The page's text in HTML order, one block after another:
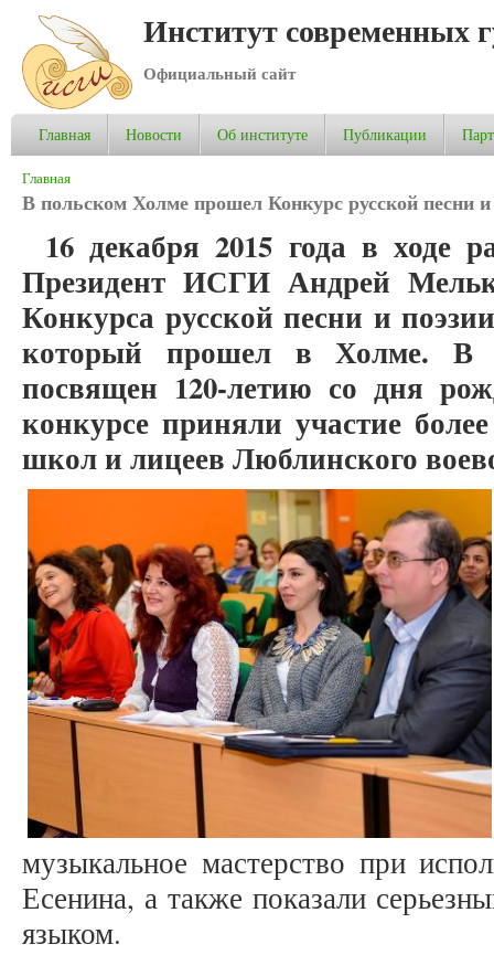
Институт современных
Официальный сайт
Главная Новости Об институте Публикации
Вы здесь
Главная
В польском Холме прошел Конкурс русской песни
16 декабря 2015 года в ходе
Президент ИСГИ Андрей
Конкурса русской песни и
который прошел в Холме. В
посвящен 120-летию со дня
конкурсе приняли участие
школ и лицеев Люблинского
музыкальное мастерство при
Есенина, а также показали
языком.